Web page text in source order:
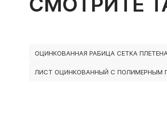
ОЦИНКОВАННАЯ РАБИЦА СЕТКА
ЛИСТ ОЦИНКОВАННЫЙ С ПОЛИМЕРНЫМ